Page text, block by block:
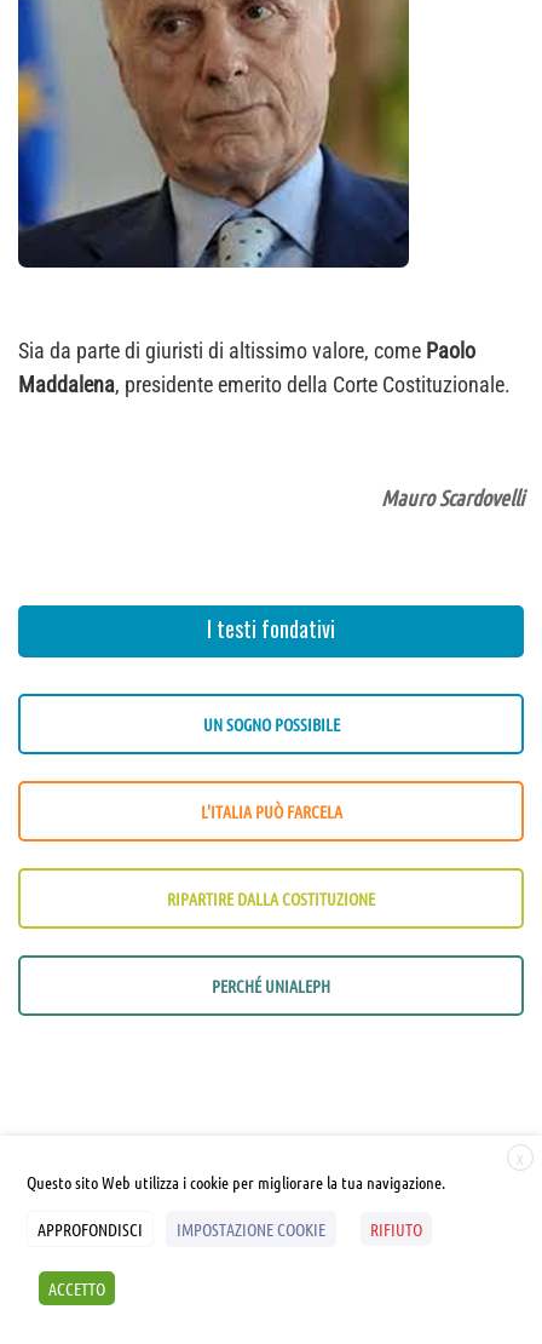
Sia da parte di giuristi di altissimo valore, come Paolo
Maddalena, presidente emerito della Corte Costituzionale.
Mauro Scardovelli
I testi fondativi
UN SOGNO POSSIBILE
L'ITALIA PUÒ FARCELA
RIPARTIRE DALLA COSTITUZIONE
PERCHÉ UNIALEPH
Via Castagneto Seià 23 E/1
X
Questo sito Web utilizza i cookie per migliorare la tua navigazione.
APPROFONDISCI IMPOSTAZIONE COOKIE RIFIUTO
ACCETTO